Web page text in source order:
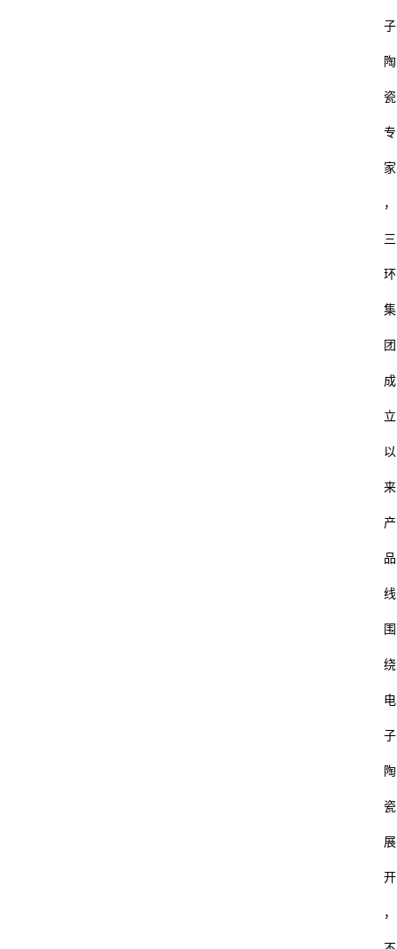
子
陶
瓷
专
家
，
三
环
集
团
成
立
以
来
产
品
线
围
绕
电
子
陶
瓷
展
开
，